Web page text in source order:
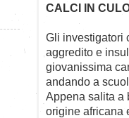
CALCI IN
Gli investigatori
aggredito e
giovanissima
andando a
Appena salita a
origine africana